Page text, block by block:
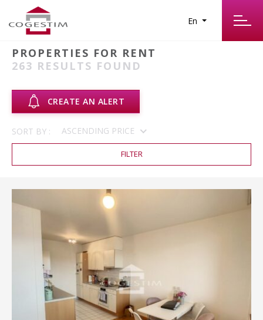
En
PROPERTIES FOR RENT
263 RESULTS FOUND
CREATE AN ALERT
SORT BY : ASCENDING PRICE
FILTER